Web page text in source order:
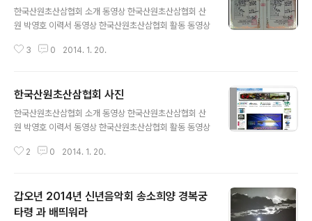
한국산원초산삼협회 소개 동영상 한국산원초산삼협회 산
원 박영호 이력서 동영상 한국산원초산삼협회 활동 동영상
3 0 2014. 1. 20.
한국산원초산삼협회 사진
한국산원초산삼협회 소개 동영상 한국산원초산삼협회 산
원 박영호 이력서 동영상 한국산원초산삼협회 활동 동영상
2 0 2014. 1. 20.
갑오년 2014년 신년음악회 송소희양 경복궁
타령 과 배띄워라